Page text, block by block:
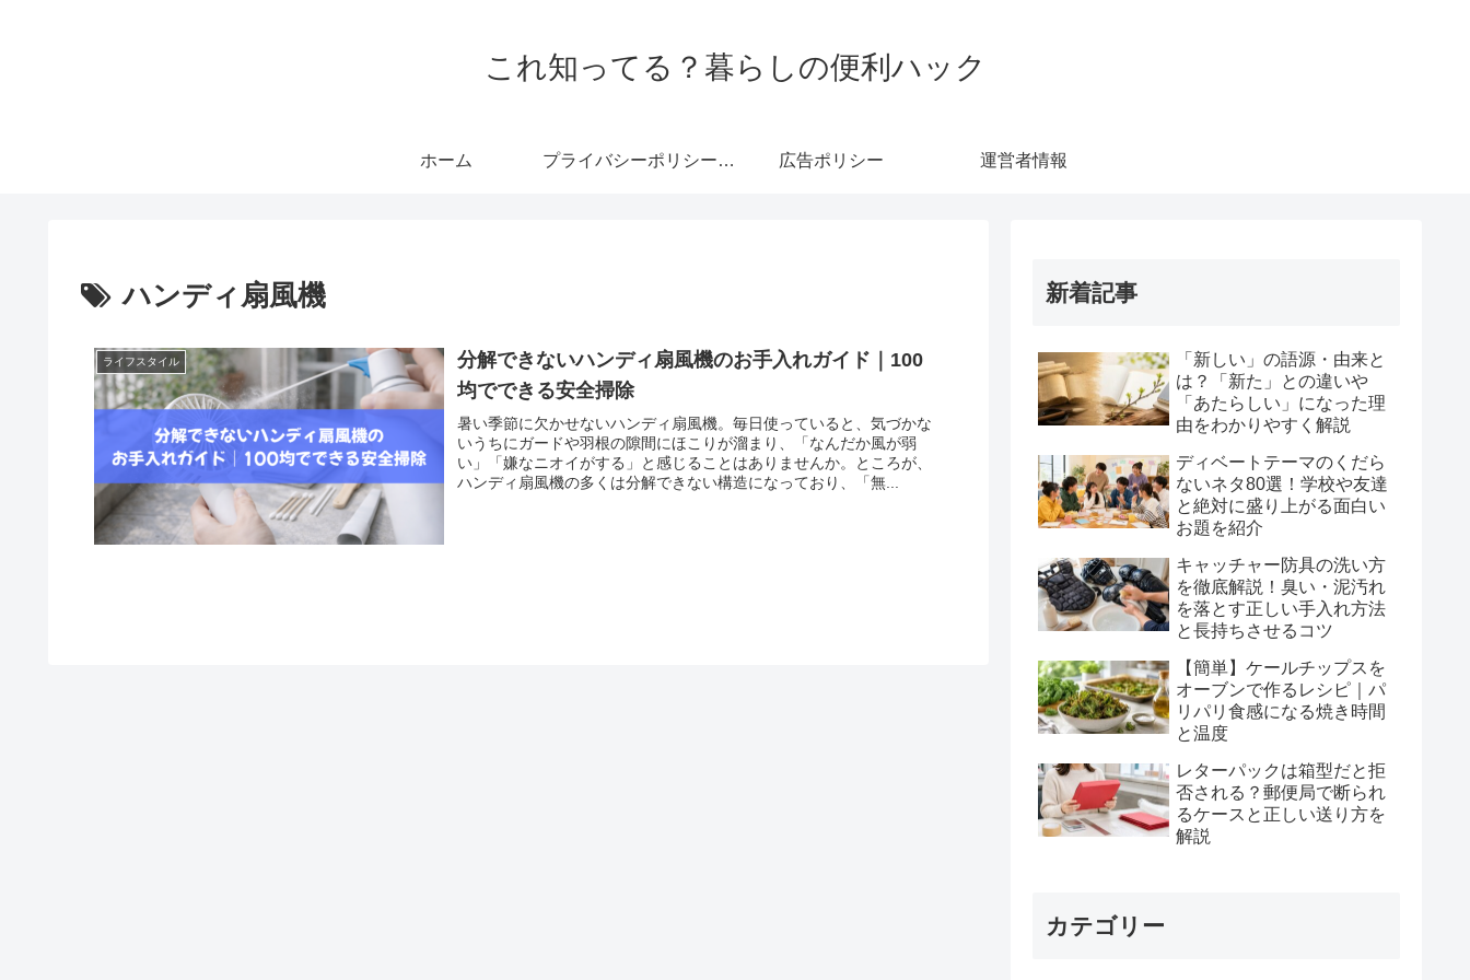
これ知ってる？暮らしの便利ハック
ホーム プライバシーポリシー・免責事項 広告ポリシー 運営者情報
ハンディ扇風機
ライフスタイル
分解できないハンディ扇風機のお手入れガイド｜100
均でできる安全掃除
暑い季節に欠かせないハンディ扇風機。毎日使っていると、気づかな
いうちにガードや羽根の隙間にほこりが溜まり、「なんだか風が弱
い」「嫌なニオイがする」と感じることはありませんか。ところが、
ハンディ扇風機の多くは分解できない構造になっており、「無...
新着記事
「新しい」の語源・由来と
は？「新た」との違いや
「あたらしい」になった理
由をわかりやすく解説
ディベートテーマのくだら
ないネタ80選！学校や友達
と絶対に盛り上がる面白い
お題を紹介
キャッチャー防具の洗い方
を徹底解説！臭い・泥汚れ
を落とす正しい手入れ方法
と長持ちさせるコツ
【簡単】ケールチップスを
オーブンで作るレシピ｜パ
リパリ食感になる焼き時間
と温度
レターパックは箱型だと拒
否される？郵便局で断られ
るケースと正しい送り方を
解説
カテゴリー